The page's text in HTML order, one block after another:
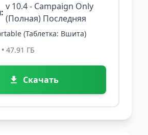
v 10.4 - Campaign Only
(Полная) Последняя
(Таблетка: Вшита)
• 47.91 ГБ
Скачать